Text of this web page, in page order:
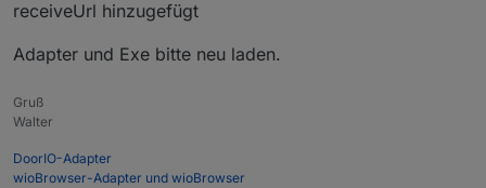
receiveUrl hinzugefügt
Adapter und Exe bitte neu laden.
Gruß
Walter
DoorIO-Adapter
wioBrowser-Adapter und wioBrowser